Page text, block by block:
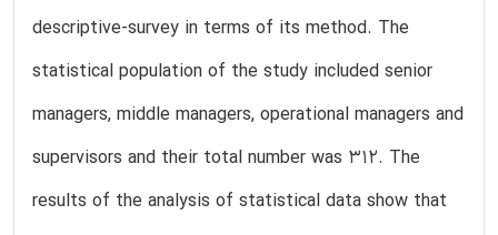
descriptive-survey in terms of its method. The
statistical population of the study included senior
managers, middle managers, operational managers and
supervisors and their total number was 312. The
results of the analysis of statistical data show that